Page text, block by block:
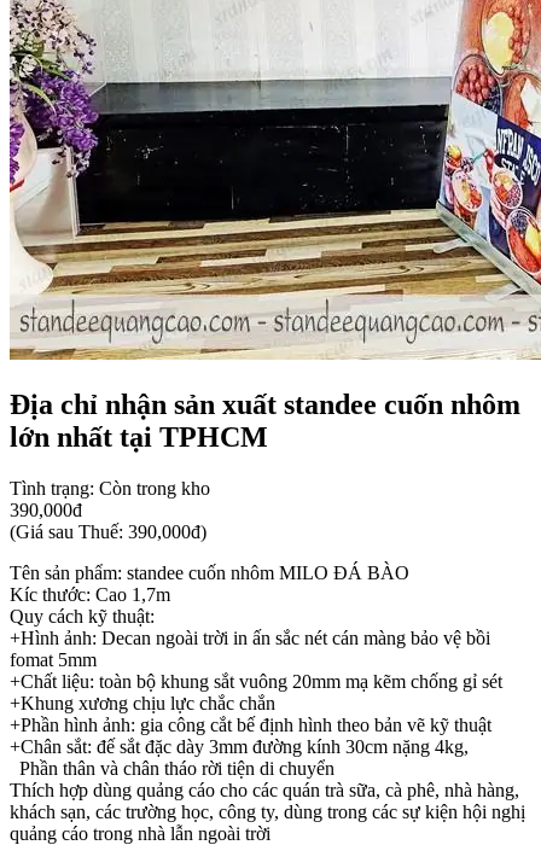
Địa chỉ nhận sản xuất standee cuốn nhôm
lớn nhất tại TPHCM
Tình trạng: Còn trong kho
390,000đ
(Giá sau Thuế: 390,000đ)
Tên sản phẩm: standee cuốn nhôm MILO ĐÁ BÀO
Kíc thước: Cao 1,7m
Quy cách kỹ thuật:
+Hình ảnh: Decan ngoài trời in ấn sắc nét cán màng bảo vệ bồi
fomat 5mm
+Chất liệu: toàn bộ khung sắt vuông 20mm mạ kẽm chống gỉ sét
+Khung xương chịu lực chắc chắn
+Phần hình ảnh: gia công cắt bế định hình theo bản vẽ kỹ thuật
+Chân sắt: đế sắt đặc dày 3mm đường kính 30cm nặng 4kg,
Phần thân và chân tháo rời tiện di chuyển
Thích hợp dùng quảng cáo cho các quán trà sữa, cà phê, nhà hàng,
khách sạn, các trường học, công ty, dùng trong các sự kiện hội nghị
quảng cáo trong nhà lẫn ngoài trời